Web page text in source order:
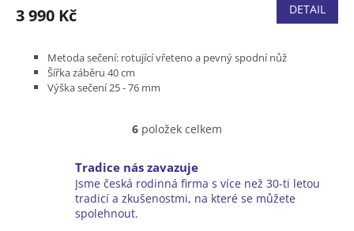
3 990 Kč DETAIL
Metoda sečení: rotující vřeteno a pevný spodní nůž
Šířka záběru 40 cm
Výška sečení 25 - 76 mm
O
l
á
d
6 položek celkem
Tradice nás zavazuje
Jsme česká rodinná firma s více než 30-ti letou
tradicí a zkušenostmi, na které se můžete
spolehnout.